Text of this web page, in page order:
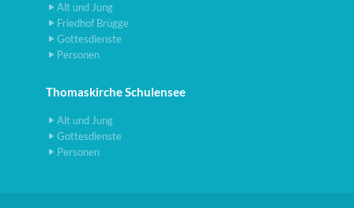
Alt und Jung
Friedhof Brügge
Gottesdienste
Personen
Thomaskirche Schulensee
Alt und Jung
Gottesdienste
Personen